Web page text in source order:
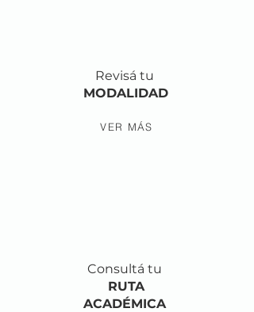
Revisá tu
MODALIDAD
VER MÁS
Consultá tu
RUTA
ACADÉMICA